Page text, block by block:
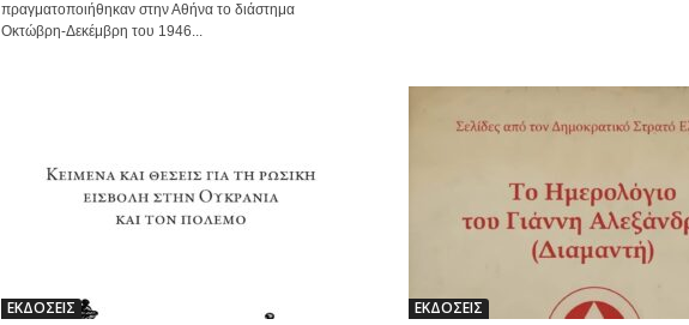
πραγματοποιήθηκαν στην Αθήνα το διάστημα
Οκτώβρη-Δεκέμβρη του 1946...
ΕΚΔΟΣΕΙΣ ΕΚΔΟΣΕΙΣ